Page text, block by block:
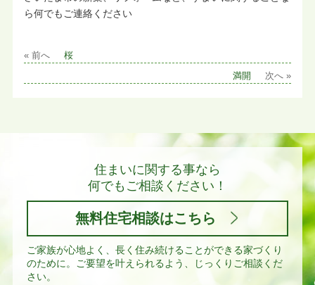
ら何でもご連絡ください
« 前へ 桜
満開 次へ »
住まいに関する事なら
何でもご相談ください！
無料住宅相談はこちら
ご家族が心地よく、長く住み続けることができる家づくり
のために。
ご要望を叶えられるよう、じっくりご相談くだ
さい。